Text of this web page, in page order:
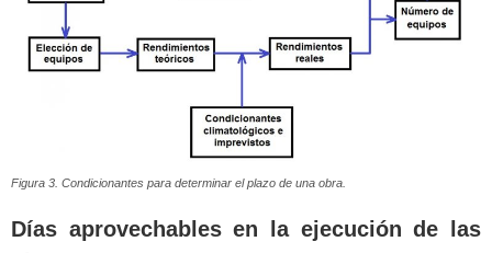
Figura 3. Condicionantes para determinar el plazo de una obra.
Días aprovechables en la ejecución de las